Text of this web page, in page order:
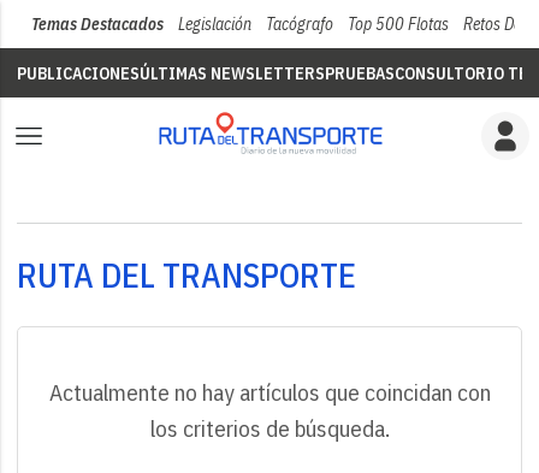
Temas Destacados Legislación Tacógrafo Top 500 Flotas Retos Del
PUBLICACIONESÚLTIMAS NEWSLETTERSPRUEBASCONSULTORIO
RUTA DEL TRANSPORTE
Actualmente no hay artículos que coincidan con
los criterios de búsqueda.